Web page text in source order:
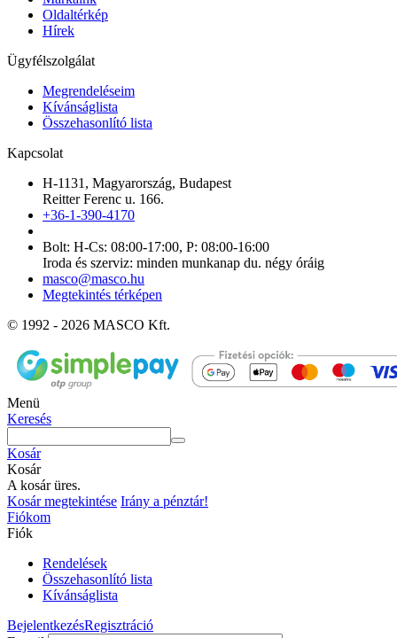
Oldaltérkép
Hírek
Ügyfélszolgálat
Megrendeléseim
Kívánságlista
Összehasonlító lista
Kapcsolat
H-1131, Magyarország, Budapest
Reitter Ferenc u. 166.
+36-1-390-4170
Bolt: H-Cs: 08:00-17:00, P: 08:00-16:00
Iroda és szerviz: minden munkanap du. négy óráig
masco@masco.hu
Megtekintés térképen
© 1992 - 2026 MASCO Kft.
Menü
Keresés
Kosár
Kosár
A kosár üres.
Kosár megtekintése Irány a pénztár!
Fiókom
Fiók
Rendelések
Összehasonlító lista
Kívánságlista
BejelentkezésRegisztráció